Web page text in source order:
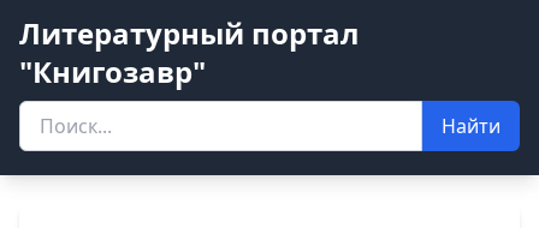
Литературный портал
"Книгозавр"
Найти